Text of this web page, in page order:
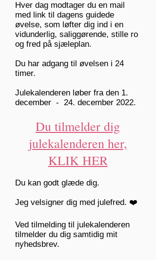
Hver dag modtager du en mail
med link til dagens guidede
øvelse, som løfter dig ind i en
vidunderlig, saliggørende, stille ro
og fred på sjæleplan.
Du har adgang til øvelsen i 24
timer.
Julekalenderen løber fra den 1.
december - 24. december 2022.
Du tilmelder dig
julekalenderen her,
KLIK HER
Du kan godt glæde dig.
Jeg velsigner dig med julefred. ❤️
Ved tilmelding til julekalenderen
tilmelder du dig samtidig mit
nyhedsbrev.